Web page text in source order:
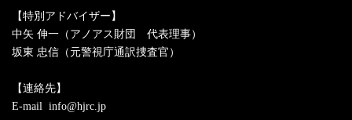
【特別アドバイザー】
中矢 伸一（アノアス財団 代表理事）
坂東 忠信（元警視庁通訳捜査官）
【連絡先】
E-mail info@hjrc.jp